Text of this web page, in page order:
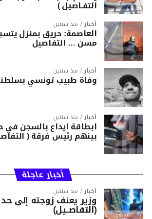
التفـاصيل )
أخبار منذ سنتين
العاصمة: حريق بمنزل
مسن … التفاصيل
أخبار منذ سنتين
وفاة طبيب تونسي
أخبار منذ سنتين
بينهم رئيس فرقة (
أخبار عاجلة
أخبار منذ سنتين
وزير يعنف زوجته إلى
(التفاصــيل)